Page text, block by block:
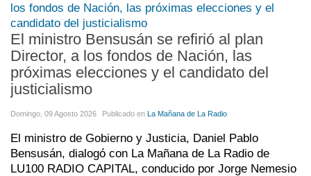
El ministro Bensusán se refirió al plan
Director, a los fondos de Nación, las
próximas elecciones y el candidato del
justicialismo
Domingo, 09 Agosto 2026 Publicado en La Mañana de La Radio
El ministro de Gobierno y Justicia, Daniel Pablo
Bensusán, dialogó con La Mañana de La Radio de
LU100 RADIO CAPITAL, conducido por Jorge Nemesio